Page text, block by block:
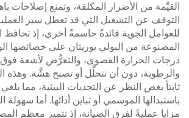
القيِّمة من الأضرار المكلفة، وتمنع إصلاحات
التوقف عن التشغيل التي قد تعطل سير
للعوامل الجوية فائدةً حاسمةً أخرى، إذ
المصنوعة من البولي يوريثان على خصائصها
درجات الحرارة القصوى، والتعرُّض لأشعة فوق
والرطوبة، دون أن تتحلَّل أو تصبح هشَّة. وهذه
ثابتاً بغض النظر عن التحديات البيئية، مما
باستبدالها الموسمي أو تباين أدائها. أما
مزايا عمليةً لفرق الصيانة، إذ تتميز معظم